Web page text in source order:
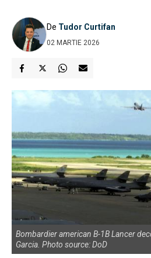
De Tudor Curtifan
02 MARTIE 2026
Bombardier american B-1B Lancer
Garcia. Photo source: DoD